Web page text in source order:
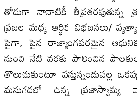
తోడుగా నానాటికీ
ప్రజల మధ్య ఆర్థిక విభజనలు/
పైగా, పైన రాజ్యాంగపరమైన
నుంచి నేటి వరకు పాలించిన
తొలుచుకుంటూ వస్తున్నందువల్ల
మనుగడలో ఉన్న ప్రజాస్వామ్య